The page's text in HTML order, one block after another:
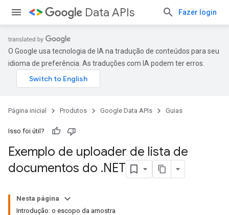
Data APIs Fazer login
O Google usa tecnologia de IA na tradução de conteúdos para seu
idioma de preferência. As traduções com IA podem ter erros.
Página inicial Produtos Google Data APIs Guias
Isso foi útil?
Exemplo de uploader de lista de
documentos do .NET
Nesta página
Introdução: o escopo da amostra